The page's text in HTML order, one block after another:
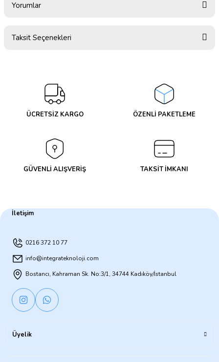
Yorumlar
Taksit Seçenekleri
ÜCRETSİZ KARGO ÖZENLİ PAKETLEME
GÜVENLİ ALIŞVERİŞ TAKSİT İMKANI
İletişim
0216 372 10 77
info@integrateknoloji.com
Bostancı, Kahraman Sk. No:3/1, 34744 Kadıköy/İstanbul
Üyelik